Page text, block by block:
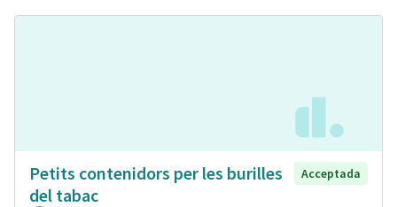
Petits contenidors per les burilles
del tabac
Acceptada